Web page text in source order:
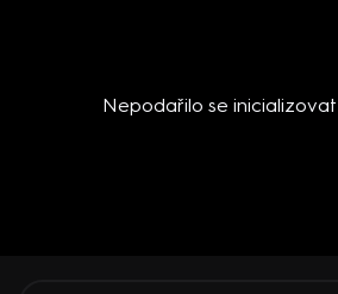
Nepodařilo se